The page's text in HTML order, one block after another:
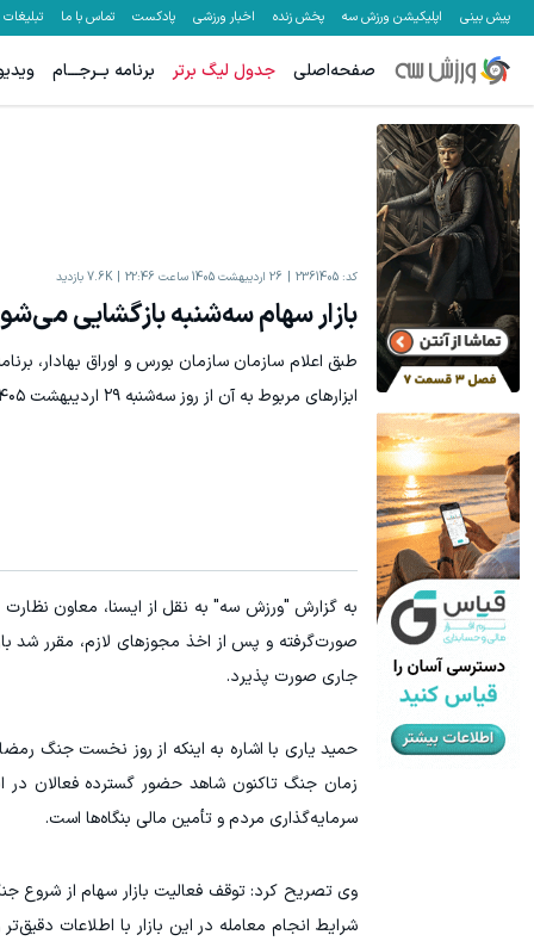
پیش بینی اپلیکیشن ورزش سه پخش زنده اخبار ورزشی پادکست تماس با ما تبلیغات
صفحه‌اصلی جدول لیگ برتر برنامه بــرجـــام
کد: 2361405 26 اردیبهشت 1405 ساعت 22:46 7.6K بازدید
بازار سهام سه‌شنبه بازگشایی
طبق اعلام سازمان سازمان بورس و اوراق بهادار،
ابزارهای مربوط به آن از روز سه‌شنبه ۲۹ اردیبهشت ۱۴۰۵ انجام شده است.
به گزارش "ورزش سه" به نقل از ایسنا، معاون
صورت‌گرفته و پس از اخذ مجوزهای لازم، مقرر شد
جاری صورت پذیرد.
حمید یاری با اشاره به اینکه از روز نخست جنگ
زمان جنگ تاکنون شاهد حضور گسترده فعالان در
سرمایه‌گذاری مردم و تأمین مالی بنگاه‌ها است.
وی تصریح کرد: توقف فعالیت بازار سهام از شروع
شرایط انجام معامله در این بازار با اطلاعات